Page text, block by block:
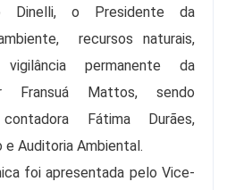
Dinelli, o Presidente da
recursos naturais,
permanente da
Fransuá Mattos, sendo
Fátima Durães,
Auditoria Ambiental.
foi apresentada pelo Vice-